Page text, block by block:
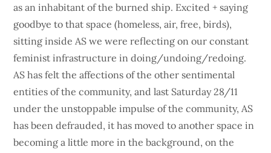
as an inhabitant of the burned ship. Excited + saying
goodbye to that space (homeless, air, free, birds),
sitting inside AS we were reflecting on our constant
feminist infrastructure in doing/undoing/redoing.
AS has felt the affections of the other sentimental
entities of the community, and last Saturday 28/11
under the unstoppable impulse of the community, AS
has been defrauded, it has moved to another space in
becoming a little more in the background, on the